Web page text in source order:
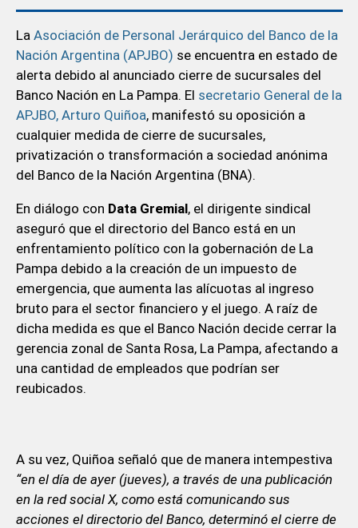
La Asociación de Personal Jerárquico del Banco de la
Nación Argentina (APJBO) se encuentra en estado de
alerta debido al anunciado cierre de sucursales del
Banco Nación en La Pampa. El secretario General de la
APJBO, Arturo Quiñoa, manifestó su oposición a
cualquier medida de cierre de sucursales,
privatización o transformación a sociedad anónima
del Banco de la Nación Argentina (BNA).
En diálogo con Data Gremial, el dirigente sindical
aseguró que el directorio del Banco está en un
enfrentamiento político con la gobernación de La
Pampa debido a la creación de un impuesto de
emergencia, que aumenta las alícuotas al ingreso
bruto para el sector financiero y el juego. A raíz de
dicha medida es que el Banco Nación decide cerrar la
gerencia zonal de Santa Rosa, La Pampa, afectando a
una cantidad de empleados que podrían ser
reubicados.
A su vez, Quiñoa señaló que de manera intempestiva
“en el día de ayer (jueves), a través de una publicación
en la red social X, como está comunicando sus
acciones el directorio del Banco, determinó el cierre de